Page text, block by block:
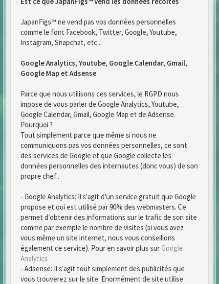
JapanFigs™ ne vend pas vos données personnelles
comme le font Facebook, Twitter, Google, Youtube,
Instagram, Snapchat, etc...
Google Analytics, Youtube, Google Calendar, Gmail,
Google Map et Adsense
Parce que nous utilisons ces services, le RGPD nous
impose de vous parler de Google Analytics, Youtube,
Google Calendar, Gmail, Google Map et de Adsense.
Pourquoi ?
Tout simplement parce que même si nous ne
communiquons pas vos données personnelles, ce sont
des services de Google et que Google collecte les
données personnelles des internautes (donc vous) de son
propre chef..
- Google Analytics: Il s'agit d'un service gratuit que Google
propose et qui est utilisé par 90% des webmasters. Ce
permet d'obtenir des informations sur le trafic de son site
comme par exemple le nombre de visites (si vous avez
vous même un site internet, nous vous conseillons
également ce service). Pour en savoir plus sur Google
Analytics
- Adsense: Il s'agit tout simplement des publicités que
vous trouverez sur le site. Enormément de site utilise